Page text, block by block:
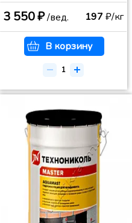
3 550 ₽/вед. 197₽/кг
В корзину